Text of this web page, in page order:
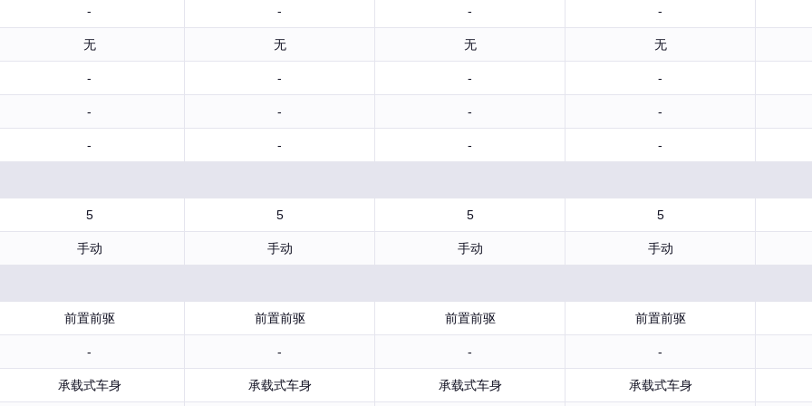
- - - -
无 无 无 无
- - - -
- - - -
- - - -
5 5 5 5
手动 手动 手动 手动
前置前驱 前置前驱 前置前驱 前置前驱
- - - -
承载式车身 承载式车身 承载式车身 承载式车身